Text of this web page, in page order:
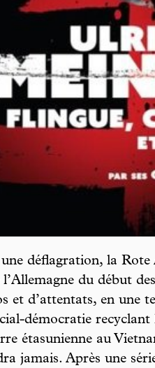
déflagration, la
l’Allemagne du début
et d’attentats, en une
démocratie recyclant
étasunienne au
jamais. Après une